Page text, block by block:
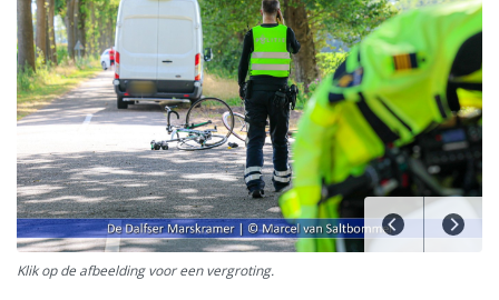
Klik op de afbeelding voor een vergroting.